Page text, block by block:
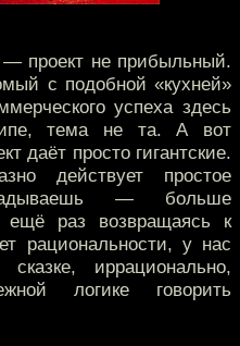
проект не прибыльный.
с подобной «кухней»
успеха здесь
тема не та. А вот
даёт просто гигантские.
действует простое
— больше
раз возвращаясь к
рациональности, у нас
иррационально,
логике говорить